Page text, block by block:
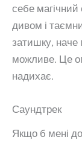
себе магічний
дивом і
затишку, наче
можливе. Це
надихає.
Саундтрек
Якщо б мені